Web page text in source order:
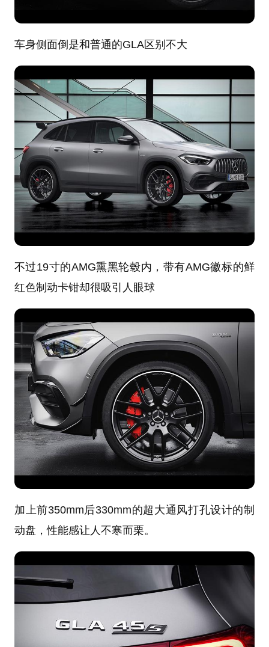
车身侧面倒是和普通的GLA区别不大
不过19寸的AMG熏黑轮毂内，带有AMG徽标的鲜
红色制动卡钳却很吸引人眼球
加上前350mm后330mm的超大通风打孔设计的制
动盘，性能感让人不寒而栗。